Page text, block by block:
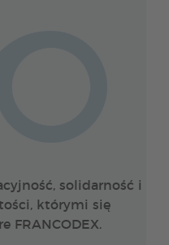
solidarność i
którymi się
FRANCODEX.